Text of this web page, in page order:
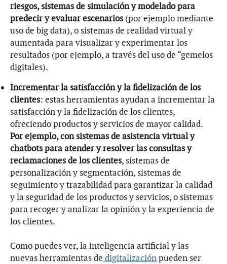
riesgos, sistemas de simulación y modelado para
predecir y evaluar escenarios(por ejemplo mediante
uso de big data), o sistemas de realidad virtual y
aumentada para visualizar y experimentar los
resultados (por ejemplo, a través del uso de “gemelos
digitales).
Incrementar la satisfacción y la fidelización de los
clientes: estas herramientas ayudan a incrementar la
satisfacción y la fidelización de los clientes,
ofreciendo productos y servicios de mayor calidad.
Por ejemplo, con sistemas de asistencia virtual y
chatbots para atender y resolver las consultas y
reclamaciones de los clientes, sistemas de
personalización y segmentación, sistemas de
seguimiento y trazabilidad para garantizar la calidad
y la seguridad de los productos y servicios, o sistemas
para recoger y analizar la opinión y la experiencia de
los clientes.
Como puedes ver, la inteligencia artificial y las
nuevas herramientas de digitalizaciónpueden ser